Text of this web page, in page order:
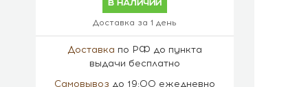
в наличии
Доставка за 1 день
Доставка по РФ до пункта
выдачи бесплатно
Самовывоз до 19:00 ежедневно